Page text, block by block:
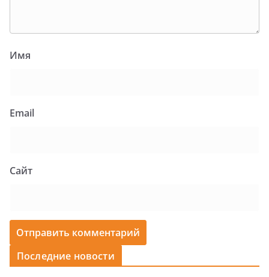
Имя
Email
Сайт
Последние новости